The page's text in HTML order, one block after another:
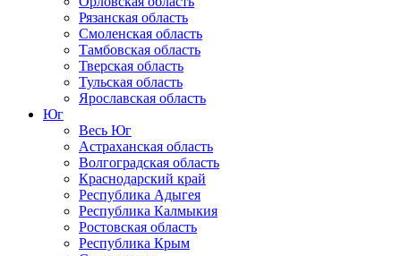
Рязанская область
Смоленская область
Тамбовская область
Тверская область
Тульская область
Ярославская область
Юг
Весь Юг
Астраханская область
Волгоградская область
Краснодарский край
Республика Адыгея
Республика Калмыкия
Ростовская область
Республика Крым